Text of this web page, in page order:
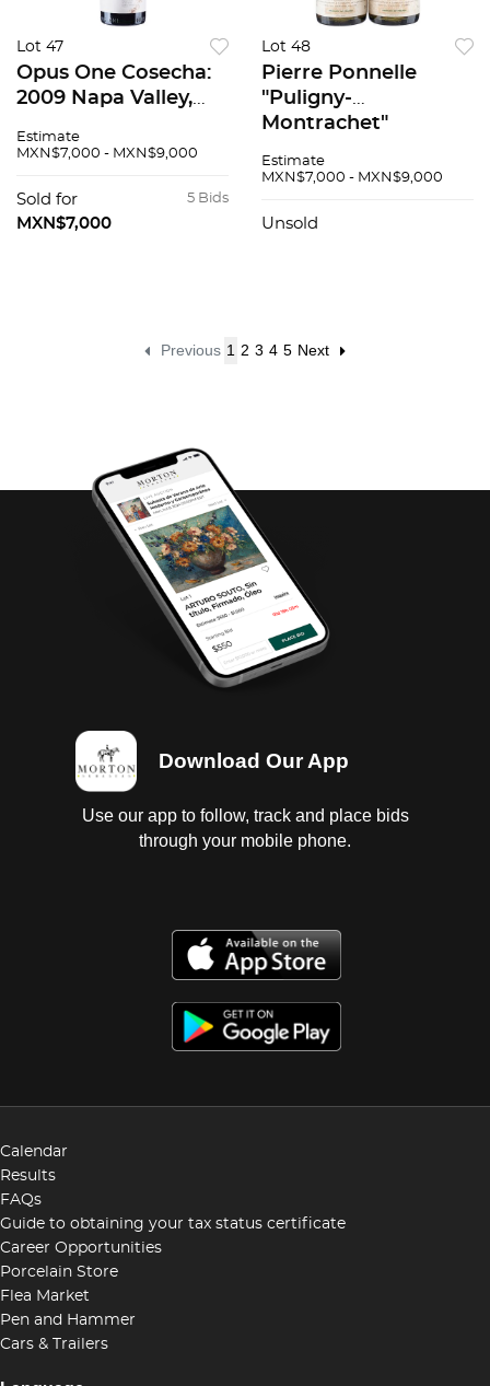
Lot 47
Opus One Cosecha:
2009 Napa Valley,
Nivel: llenado alto 96
Estimate
MXN$7,000 - MXN$9,000
5 Bids
Sold for
MXN$7,000
Lot 48
Pierre Ponnelle
"Puligny-
Montrachet"
de Beaune, Francia
3.4 cm Piezas: 2 91 /
Estimate
MXN$7,000 - MXN$9,000
Unsold
Previous 1 2 3 4 5 Next
Download Our App
Use our app to follow, track and place bids
through your mobile phone.
Calendar
Results
FAQs
Guide to obtaining your tax status certificate
Career Opportunities
Porcelain Store
Flea Market
Pen and Hammer
Cars & Trailers